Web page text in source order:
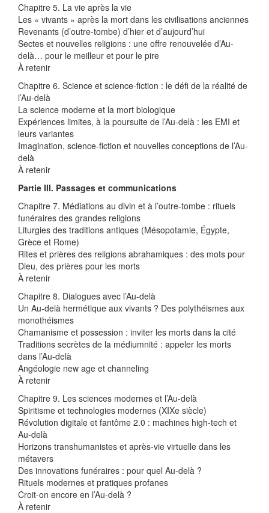
Chapitre 5. La vie après la vie
Les « vivants » après la mort dans les civilisations anciennes
Revenants (d’outre-tombe) d’hier et d’aujourd’hui
Sectes et nouvelles religions : une offre renouvelée d’Au-
delà… pour le meilleur et pour le pire
À retenir
Chapitre 6. Science et science-fiction : le défi de la réalité de
l’Au-delà
La science moderne et la mort biologique
Expériences limites, à la poursuite de l’Au-delà : les EMI et
leurs variantes
Imagination, science-fiction et nouvelles conceptions de l’Au-
delà
À retenir
Partie III. Passages et communications
Chapitre 7. Médiations au divin et à l’outre-tombe : rituels
funéraires des grandes religions
Liturgies des traditions antiques (Mésopotamie, Égypte,
Grèce et Rome)
Rites et prières des religions abrahamiques : des mots pour
Dieu, des prières pour les morts
À retenir
Chapitre 8. Dialogues avec l’Au-delà
Un Au-delà hermétique aux vivants ? Des polythéismes aux
monothéismes
Chamanisme et possession : inviter les morts dans la cité
Traditions secrètes de la médiumnité : appeler les morts
dans l’Au-delà
Angéologie new age et channeling
À retenir
Chapitre 9. Les sciences modernes et l’Au-delà
Spiritisme et technologies modernes (XIXe siècle)
Révolution digitale et fantôme 2.0 : machines high-tech et
Au-delà
Horizons transhumanistes et après-vie virtuelle dans les
métavers
Des innovations funéraires : pour quel Au-delà ?
Rituels modernes et pratiques profanes
Croit-on encore en l’Au-delà ?
À retenir